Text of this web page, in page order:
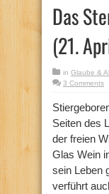
Das
(21.
in Glaube &
3 Comments
Seiten des
der freien
Glas Wein
sein Leben
verführt